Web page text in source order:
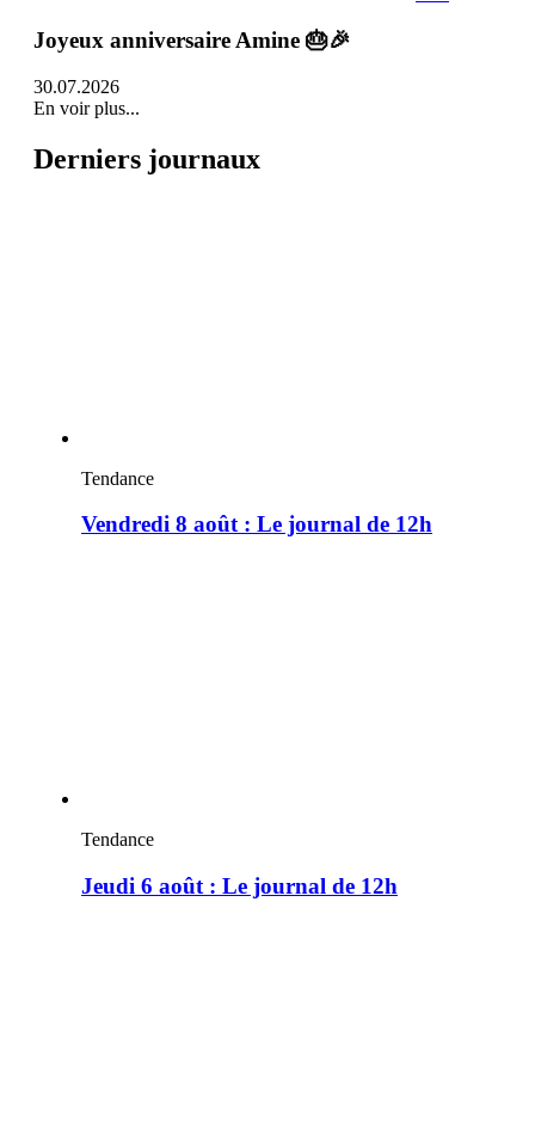
Joyeux anniversaire Amine 🎂🎉
30.07.2026
En voir plus...
Derniers journaux
Tendance
Vendredi 8 août : Le journal de 12h
Tendance
Jeudi 6 août : Le journal de 12h